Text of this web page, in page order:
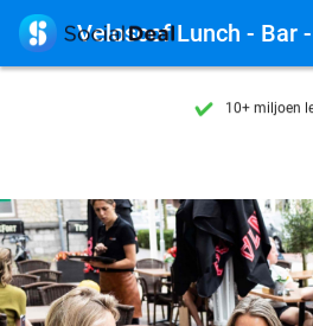
7 dagen per week
10+ miljoen
7 dagen per week
10+ miljoen
 Velosoof Lunch - Bar